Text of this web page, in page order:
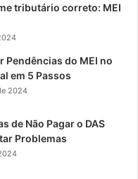
tributário correto: MEI
Pendências do MEI no
em 5 Passos
2024
de Não Pagar o DAS
Problemas